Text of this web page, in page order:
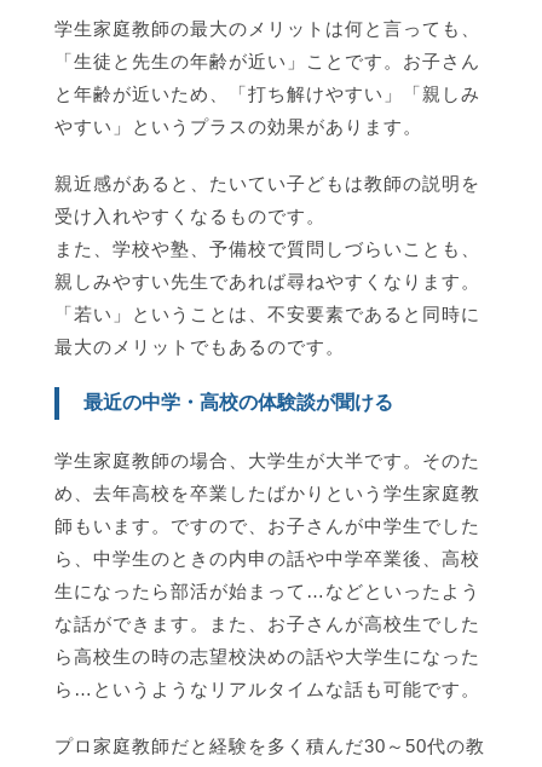
学生家庭教師の最大のメリットは何と言っても、
「生徒と先生の年齢が近い」ことです。お子さん
と年齢が近いため、「打ち解けやすい」「親しみ
やすい」というプラスの効果があります。
親近感があると、たいてい子どもは教師の説明を
受け入れやすくなるものです。
また、学校や塾、予備校で質問しづらいことも、
親しみやすい先生であれば尋ねやすくなります。
「若い」ということは、不安要素であると同時に
最大のメリットでもあるのです。
最近の中学・高校の体験談が聞ける
学生家庭教師の場合、大学生が大半です。そのた
め、去年高校を卒業したばかりという学生家庭教
師もいます。ですので、お子さんが中学生でした
ら、中学生のときの内申の話や中学卒業後、高校
生になったら部活が始まって…などといったよう
な話ができます。また、お子さんが高校生でした
ら高校生の時の志望校決めの話や大学生になった
ら…というようなリアルタイムな話も可能です。
プロ家庭教師だと経験を多く積んだ30～50代の教